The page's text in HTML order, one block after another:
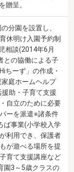
贈呈。
分園を設置し、
休明け入園予約制
相談(2014年6月
との協働による子
ちーず」の作成・
庭ホームヘルプ
助・子育て支援
自立のために必要
ーを派遣※諸条件
ば事業(小学校入学
利用でき、保護者
が遊べる場所を提
育て支援講座など
園3～5歳クラスの